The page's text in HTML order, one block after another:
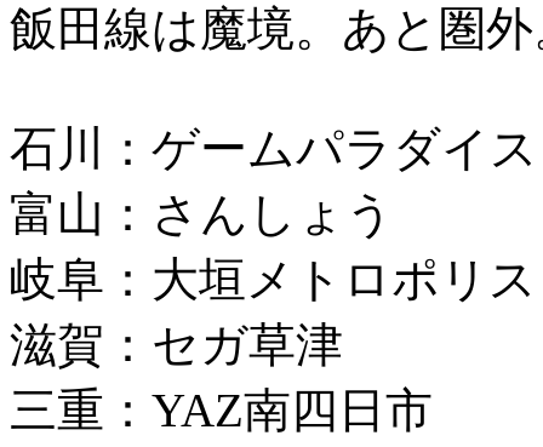
飯田線は魔境。あと圏
石川：ゲームパラダイス
富山：さんしょう
岐阜：大垣メトロポリス
滋賀：セガ草津
三重：YAZ南四日市